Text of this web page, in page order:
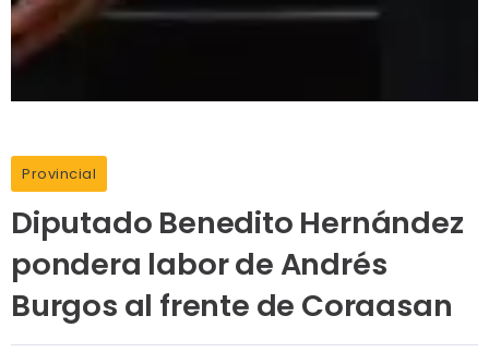
Provincial
Diputado Benedito Hernández
pondera labor de Andrés
Burgos al frente de Coraasan